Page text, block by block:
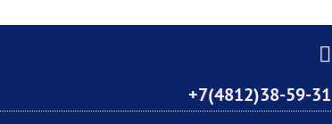
+7(4812)38-59-31